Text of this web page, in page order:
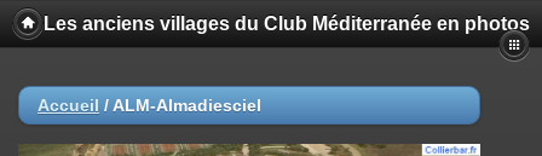
Les anciens villages du Club Méditerranée en photos
Accueil / ALM-Almadiesciel